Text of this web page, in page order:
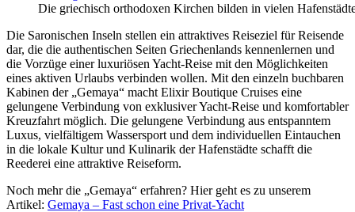
Die griechisch orthodoxen Kirchen bilden in vielen
Die Saronischen Inseln stellen ein attraktives Reiseziel für Reisende
dar, die die authentischen Seiten Griechenlands kennenlernen und
die Vorzüge einer luxuriösen Yacht-Reise mit den Möglichkeiten
eines aktiven Urlaubs verbinden wollen. Mit den einzeln buchbaren
Kabinen der „Gemaya“ macht Elixir Boutique Cruises eine
gelungene Verbindung von exklusiver Yacht-Reise und komfortabler
Kreuzfahrt möglich. Die gelungene Verbindung aus entspanntem
Luxus, vielfältigem Wassersport und dem individuellen Eintauchen
in die lokale Kultur und Kulinarik der Hafenstädte schafft die
Reederei eine attraktive Reiseform.
Noch mehr die „Gemaya“ erfahren? Hier geht es zu unserem
Artikel: Gemaya – Fast schon eine Privat-Yacht